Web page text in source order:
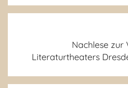
Nachlese zur
Literaturtheaters